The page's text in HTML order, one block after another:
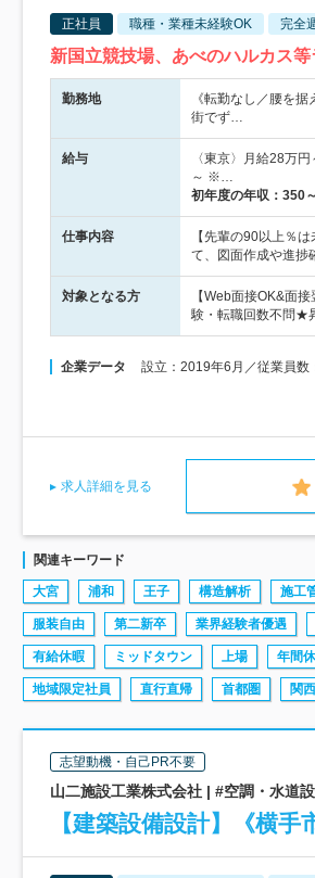
正社員 職種・業種未経験OK 完全
新国立競技場、あべのハルカス
勤務地
《転勤なし／腰を
街でず…
給与
〈東京〉月給28万
～ ※…
初年度の年収： 350
仕事内容
【先輩の90以上％
て、図面作成や進捗
対象となる方
【Web面接OK&面
験・転職回数不問★
企業データ 設立：2019年6月／従業員
求人詳細を見る
関連キーワード
大宮 浦和 王子 構造解析 施工
服装自由 第二新卒 業界経験者優遇
有給休暇 ミッドタウン 上場 年間
地域限定社員 直行直帰 首都圏 関西
志望動機・自己PR不要
山二施設工業株式会社 | #空調・水道
【建築設備設計】《横